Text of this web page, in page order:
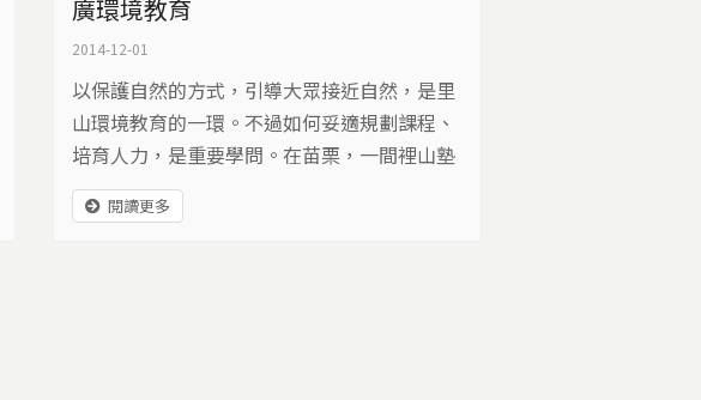
廣環境教育
2014-12-01
以保護自然的方式，引導大眾接近自然，是里
山環境教育的一環。不過如何妥適規劃課程、
培育人力，是重要學問。在苗栗，一間裡山塾
環境教育中心，開始實驗環境教育課程，不只
要讓學員學的好，也要讓團隊永續經營…
閱讀更多